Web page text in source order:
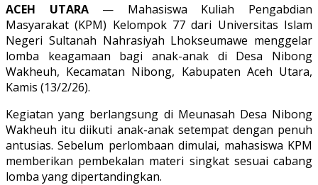
ACEH UTARA— Mahasiswa Kuliah Pengabdian
Masyarakat (KPM) Kelompok 77 dari Universitas Islam
Negeri Sultanah Nahrasiyah Lhokseumawe menggelar
lomba keagamaan bagi anak-anak di Desa Nibong
Wakheuh, Kecamatan Nibong, Kabupaten Aceh Utara,
Kamis (13/2/26).
Kegiatan yang berlangsung di Meunasah Desa Nibong
Wakheuh itu diikuti anak-anak setempat dengan penuh
antusias. Sebelum perlombaan dimulai, mahasiswa KPM
memberikan pembekalan materi singkat sesuai cabang
lomba yang dipertandingkan.